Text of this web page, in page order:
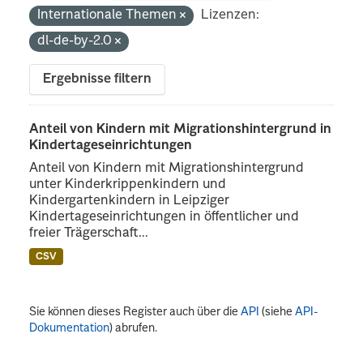
Internationale Themen
Lizenzen:
dl-de-by-2.0
Ergebnisse filtern
Anteil von Kindern mit Migrationshintergrund in
Kindertageseinrichtungen
Anteil von Kindern mit Migrationshintergrund
unter Kinderkrippenkindern und
Kindergartenkindern in Leipziger
Kindertageseinrichtungen in öffentlicher und
freier Trägerschaft...
CSV
Sie können dieses Register auch über dieAPI (sieheAPI-
Dokumentation) abrufen.